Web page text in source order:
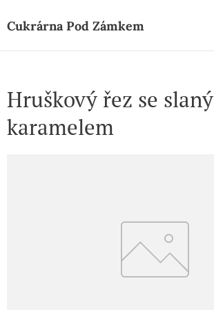
Cukrárna Pod Zámkem
Hruškový řez se
karamelem